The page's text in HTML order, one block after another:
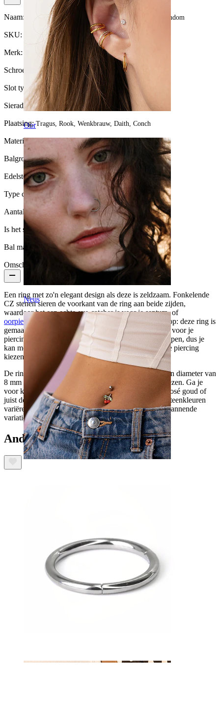
Oor
Neus
Naam: Ring uit titanium met naar voren gerichte stenen rondom
SKU: Ring-55
Merk: Bodymod Trend
Schroefdraad dikte: 1,2 mm
Slot type:Captive bead ring
Sieraden type: Ring
Plaatsing:Tragus, Rook, Wenkbrauw, Daith, Conch
Materiaal: Titanium
Balgrootte:3 mm.
Edelsteen type:Zirkonia
Type coating: PVD-coating
Aantal eenheden:
Is het sieraad gecoat?: Ja, het hele sieraad
Bal maat:
Omschrijving
Een ring met zo'n elegant design als deze is zeldzaam. Fonkelende
CZ stenen sieren de voorkant van de ring aan beide zijden,
waardoor het een echte eye-catcher is voor je septum- of
oorpiercings
. Maar het goede nieuws houdt daar niet op: deze ring is
gemaakt van G23 titanium, dus je krijgt echt het beste voor je
piercing. Titanium sieraden zijn veilig voor alle huidtypen, dus je
kan met een gerust hart hypoallergeen titanium voor je piercing
kiezen.
De ring is verkrijgbaar in een dikte van 1.2 mm, en een diameter van
8 mm of 10 mm. Je kan ook je favoriete kleuroptie kiezen. Ga je
voor klassiek goud of zilver, of heeft de romantische rosé goud of
juist de mysterieuze zwarte ring je hart gestolen? De steenkleuren
variëren ook tussen de ringkleuren waardoor je een spannende
variatie krijgt.
Anderen kochten ook